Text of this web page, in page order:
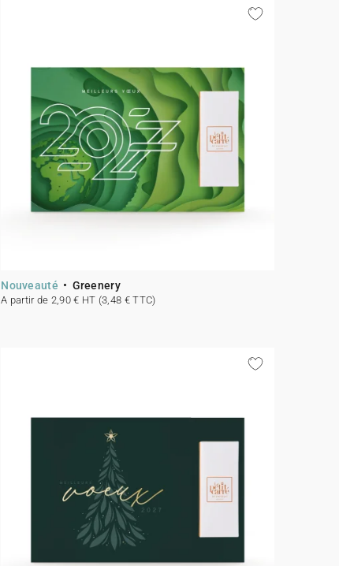
Nouveauté Greenery
A partir de 2,90 € HT (3,48 € TTC)